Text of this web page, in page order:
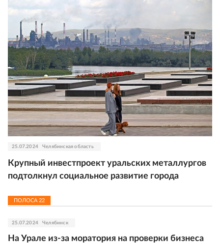
25.07.2024 Челябинская область
Крупный инвестпроект уральских металлургов
подтолкнул социальное развитие города
ПОЛОСА 22
25.07.2024 Челябинск
На Урале из-за моратория на проверки бизнеса